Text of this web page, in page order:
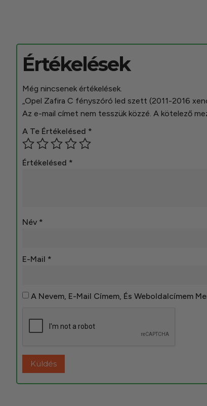
Értékelések
Még nincsenek értékelések.
„Opel Zafira C fényszóró led szett (2011-2016
Az e-mail címet nem tesszük közzé. A kötelező
A Te Értékelésed *
Értékelésed *
Név *
E-Mail *
A Nevem, E-Mail Címem, És Weboldalcímem